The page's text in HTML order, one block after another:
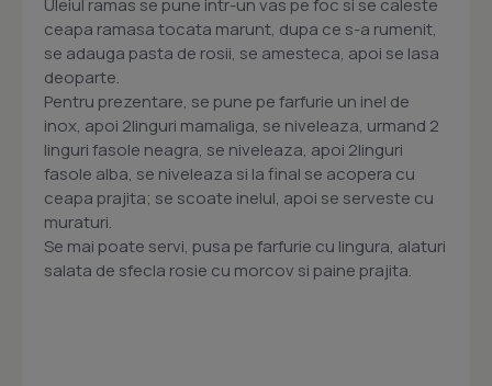
Uleiul ramas se pune intr-un vas pe foc si se caleste
ceapa ramasa tocata marunt, dupa ce s-a rumenit,
se adauga pasta de rosii, se amesteca, apoi se lasa
deoparte.
Pentru prezentare, se pune pe farfurie un inel de
inox, apoi 2linguri mamaliga, se niveleaza, urmand 2
linguri fasole neagra, se niveleaza, apoi 2linguri
fasole alba, se niveleaza si la final se acopera cu
ceapa prajita; se scoate inelul, apoi se serveste cu
muraturi.
Se mai poate servi, pusa pe farfurie cu lingura, alaturi
salata de sfecla rosie cu morcov si paine prajita.